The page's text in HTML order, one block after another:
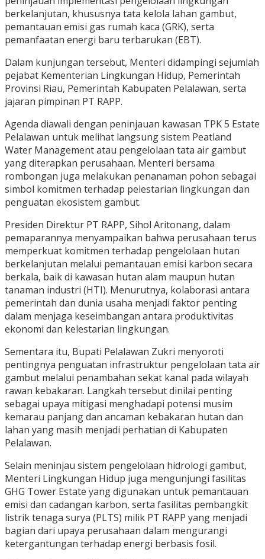
berkelanjutan, khususnya tata kelola lahan gambut,
pemantauan emisi gas rumah kaca (GRK), serta
pemanfaatan energi baru terbarukan (EBT).
Dalam kunjungan tersebut, Menteri didampingi sejumlah
pejabat Kementerian Lingkungan Hidup, Pemerintah
Provinsi Riau, Pemerintah Kabupaten Pelalawan, serta
jajaran pimpinan PT RAPP.
Agenda diawali dengan peninjauan kawasan TPK 5 Estate
Pelalawan untuk melihat langsung sistem Peatland
Water Management atau pengelolaan tata air gambut
yang diterapkan perusahaan. Menteri bersama
rombongan juga melakukan penanaman pohon sebagai
simbol komitmen terhadap pelestarian lingkungan dan
penguatan ekosistem gambut.
Presiden Direktur PT RAPP, Sihol Aritonang, dalam
pemaparannya menyampaikan bahwa perusahaan terus
memperkuat komitmen terhadap pengelolaan hutan
berkelanjutan melalui pemantauan emisi karbon secara
berkala, baik di kawasan hutan alam maupun hutan
tanaman industri (HTI). Menurutnya, kolaborasi antara
pemerintah dan dunia usaha menjadi faktor penting
dalam menjaga keseimbangan antara produktivitas
ekonomi dan kelestarian lingkungan.
Sementara itu, Bupati Pelalawan Zukri menyoroti
pentingnya penguatan infrastruktur pengelolaan tata air
gambut melalui penambahan sekat kanal pada wilayah
rawan kebakaran. Langkah tersebut dinilai penting
sebagai upaya mitigasi menghadapi potensi musim
kemarau panjang dan ancaman kebakaran hutan dan
lahan yang masih menjadi perhatian di Kabupaten
Pelalawan.
Selain meninjau sistem pengelolaan hidrologi gambut,
Menteri Lingkungan Hidup juga mengunjungi fasilitas
GHG Tower Estate yang digunakan untuk pemantauan
emisi dan cadangan karbon, serta fasilitas pembangkit
listrik tenaga surya (PLTS) milik PT RAPP yang menjadi
bagian dari upaya perusahaan dalam mengurangi
ketergantungan terhadap energi berbasis fosil.